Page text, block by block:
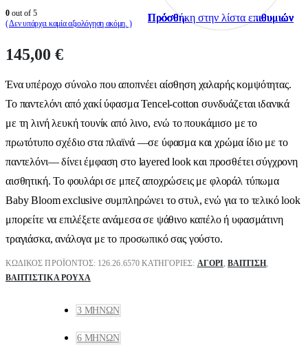
0 out of 5
( Δεν υπάρχει καμία αξιολόγηση ακόμη. )
145,00 €
Ένα υπέροχο σύνολο που αποπνέει αίσθηση χαλαρής κομψότητας.
Το παντελόνι από χακί ύφασμα Tencel-cotton συνδυάζεται ιδανικά
με τη λινή λευκή τουνίκ από λινο, ενώ το πουκάμισο με το
πρωτότυπο σχέδιο στα πλαϊνά —σε ύφασμα και χρώμα ίδιο με το
παντελόνι— δίνει έμφαση στο layered look και προσθέτει σύγχρονη
αισθητική. Το φουλάρι σε μπεζ αποχρώσεις με φλοράλ τύπωμα
Baby Bloom exclusive συμπληρώνει το στυλ, ενώ για το τελικό look
μπορείτε να επιλέξετε ανάμεσα σε ψάθινο καπέλο ή υφασμάτινη
τραγιάσκα, ανάλογα με το προσωπικό σας γούστο.
ΚΩΔΙΚΌΣ ΠΡΟΪΌΝΤΟΣ: 126.26.6570 ΚΑΤΗΓΟΡΊΕΣ: ΑΓΌΡΙ,ΒΑΠΤΙΣΗ
ΒΑΠΤΙΣΤΙΚΆ ΡΟΎΧΑ
3 ΜΗΝΏΝ
6 ΜΗΝΏΝ
Πρόσθήκη στην λίστα επιθυμιών
Πρόσθήκη στην λίστα επιθυμιών
Πρόσθήκη στην λίστα επιθυμιών
Πρόσθήκη στην λίστα επιθυμιών
Πρόσθήκη στην λίστα επιθυμιών
Πρόσθήκη στην λίστα επιθυμιών
Πρόσθήκη στην λίστα επιθυμιών
Πρόσθήκη στην λίστα επιθυμιών
Πρόσθήκη στην λίστα επιθυμιών
Πρόσθήκη στην λίστα επιθυμιών